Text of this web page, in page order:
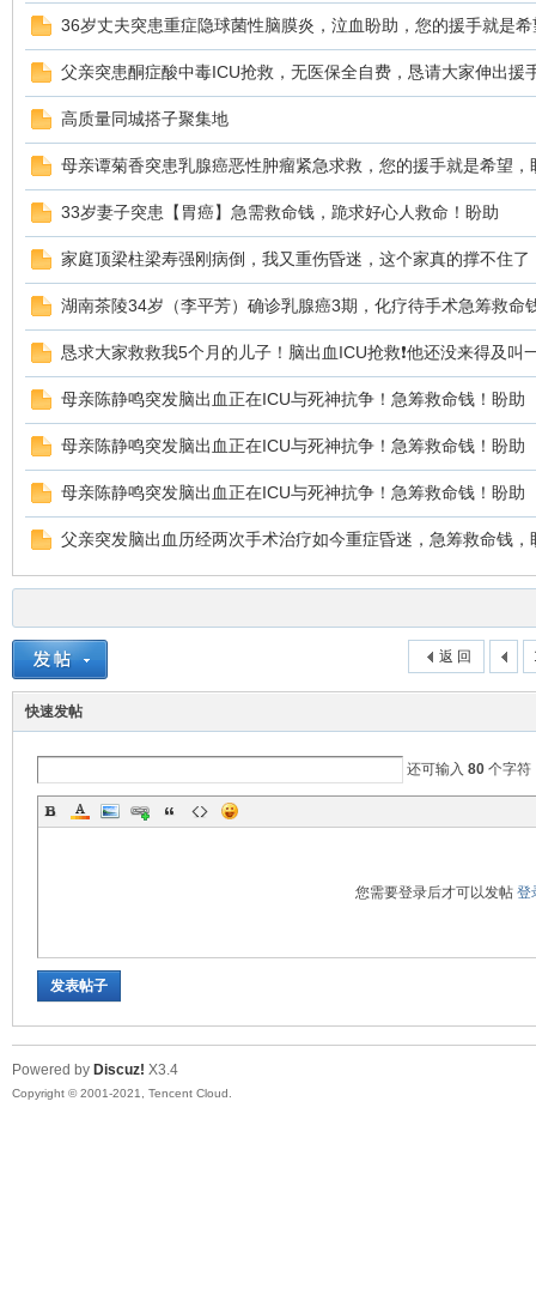
36岁丈夫突患重症隐球菌性脑膜炎，泣血盼助，您的援手就是希
父亲突患酮症酸中毒ICU抢救，无医保全自费，恳请大家伸出援
高质量同城搭子聚集地
母亲谭菊香突患乳腺癌恶性肿瘤紧急求救，您的援手就是希望，
33岁妻子突患【胃癌】急需救命钱，跪求好心人救命！盼助
家庭顶梁柱梁寿强刚病倒，我又重伤昏迷，这个家真的撑不住了
湖南茶陵34岁（李平芳）确诊乳腺癌3期，化疗待手术急筹救命
恳求大家救救我5个月的儿子！脑出血ICU抢救❗他还没来得及叫
母亲陈静鸣突发脑出血正在ICU与死神抗争！急筹救命钱！盼助
母亲陈静鸣突发脑出血正在ICU与死神抗争！急筹救命钱！盼助
母亲陈静鸣突发脑出血正在ICU与死神抗争！急筹救命钱！盼助
父亲突发脑出血历经两次手术治疗如今重症昏迷，急筹救命钱，
返 回
快速发帖
还可输入 80个字符
您需要登录后才可以发帖 登
发表帖子
Powered by Discuz! X3.4
Copyright © 2001-2021, Tencent Cloud.